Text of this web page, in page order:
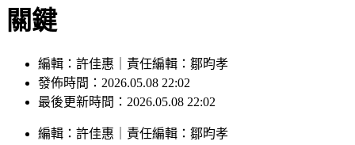
關鍵
編輯：許佳惠｜責任編輯：鄒昀孝
發佈時間：2026.05.08 22:02
最後更新時間：2026.05.08 22:02
編輯 ： 許佳惠 責任編輯 ： 鄒昀孝